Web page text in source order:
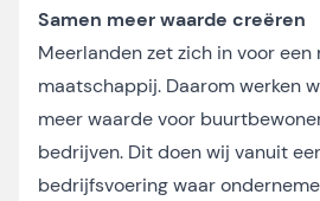
Samen meer waarde creëren
Meerlanden zet zich in voor een
maatschappij. Daarom werken
meer waarde voor
bedrijven. Dit doen wij vanuit
bedrijfsvoering waar